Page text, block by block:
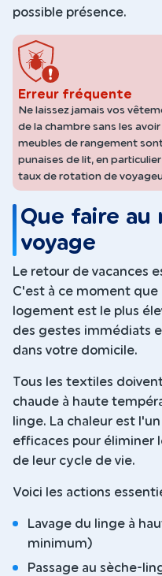
possible présence.
Erreur fréquente
Ne laissez jamais vos
de la chambre sans les
meubles de rangement
punaises de lit, en
taux de rotation de
Que faire au
voyage
Le retour de vacances
C'est à ce moment
logement est le plus
des gestes immédiats
dans votre domicile.
Tous les textiles
chaude à haute
linge. La chaleur est
efficaces pour éliminer
de leur cycle de vie.
Voici les actions
Lavage du linge à
minimum)
Passage au sèche-